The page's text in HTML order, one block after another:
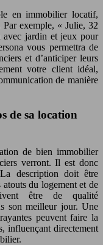
en immobilier locatif,
Par exemple, « Julie, 32
avec jardin et jeux pour
vous permettra de
et d’anticiper leurs
votre client idéal,
de manière
de sa location
de bien immobilier
verront. Il est donc
description doit être
du logement et de
être de qualité
son meilleur jour. Une
peuvent faire la
influençant directement